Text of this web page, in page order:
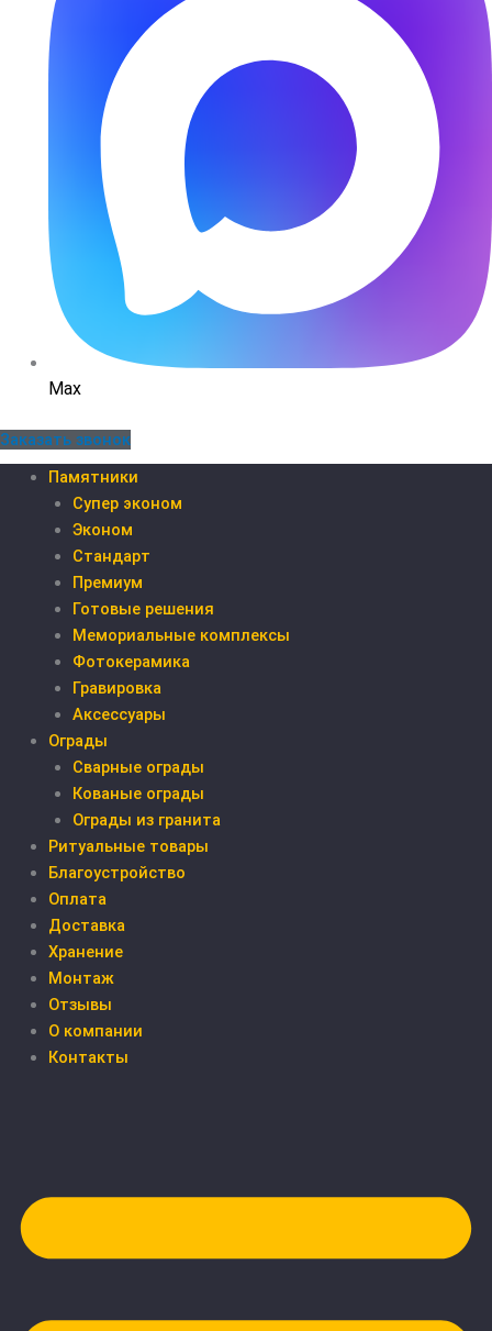
Max
Заказать звонок
Памятники
Супер эконом
Эконом
Стандарт
Премиум
Готовые решения
Мемориальные комплексы
Фотокерамика
Гравировка
Аксессуары
Ограды
Сварные ограды
Кованые ограды
Ограды из гранита
Ритуальные товары
Благоустройство
Оплата
Доставка
Хранение
Монтаж
Отзывы
О компании
Контакты